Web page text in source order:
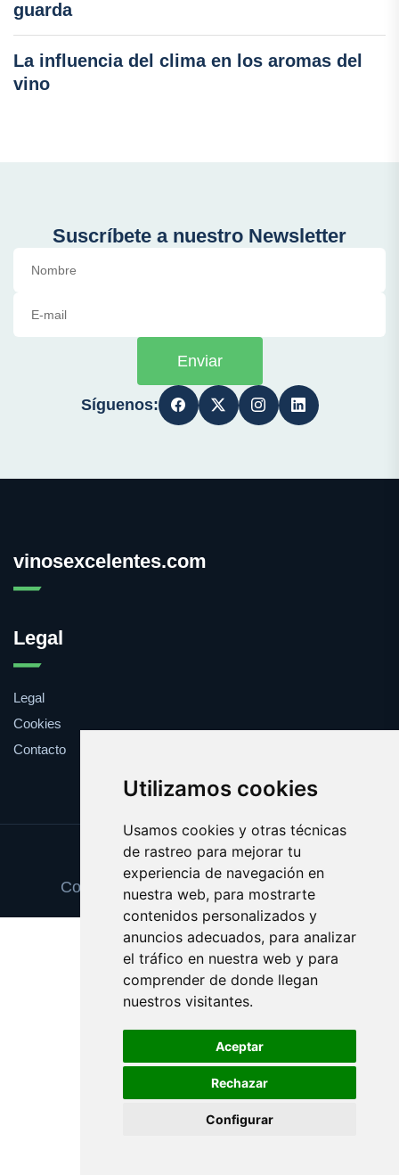
Utilizamos cookies
Usamos cookies y otras técnicas
de rastreo para mejorar tu
experiencia de navegación en
nuestra web, para mostrarte
contenidos personalizados y
anuncios adecuados, para analizar
el tráfico en nuestra web y para
comprender de donde llegan
nuestros visitantes.
Aceptar
Rechazar
Configurar
guarda
La influencia del clima en los aromas del
vino
Suscríbete a nuestro Newsletter
Enviar
Síguenos:
vinosexcelentes.com
Legal
Legal
Cookies
Contacto
Update cookies preferences
Copyright © 2025 vinosexcelentes.com